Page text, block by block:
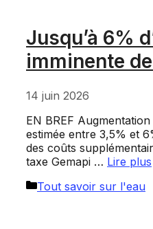
Jusqu’à 6%
imminente
14 juin 2026
EN BREF
estimée entre 3,5% et
des coûts
taxe Gemapi … Lire plus
Catégories
Tout savoir sur l'eau